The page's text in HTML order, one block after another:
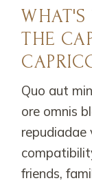
WHAT'S
THE
Quo aut
ore omnis
friends,